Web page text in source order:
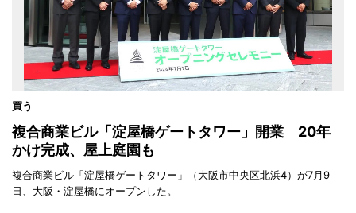
買う
複合商業ビル「淀屋橋ゲートタワー」開業 20年
かけ完成、屋上庭園も
複合商業ビル「淀屋橋ゲートタワー」（大阪市中央区北浜4）が7月9
日、大阪・淀屋橋にオープンした。